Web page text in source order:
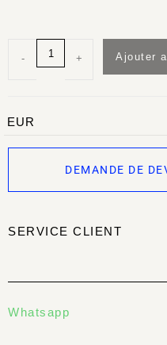
- + Ajouter
DEMANDE DE
SERVICE CLIENT
Whatsapp